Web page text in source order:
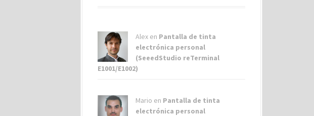
Alex en Pantalla de tinta
electrónica personal
(SeeedStudio reTerminal
E1001/E1002)
Mario en Pantalla de tinta
electrónica personal